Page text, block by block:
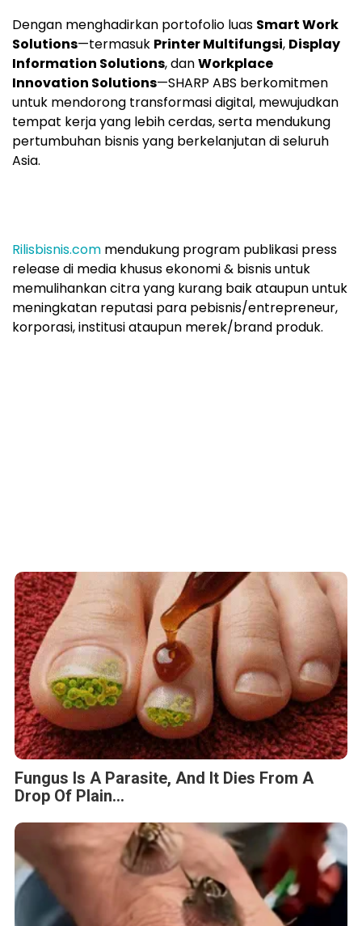
Dengan menghadirkan portofolio luas Smart Work
Solutions—termasuk Printer Multifungsi, Display
Information Solutions, danWorkplace
Innovation Solutions—SHARP ABS berkomitmen
untuk mendorong transformasi digital, mewujudkan
tempat kerja yang lebih cerdas, serta mendukung
pertumbuhan bisnis yang berkelanjutan di seluruh
Asia.
Rilisbisnis.com mendukung program publikasi press
release di media khusus ekonomi & bisnis untuk
memulihankan citra yang kurang baik ataupun untuk
meningkatan reputasi para pebisnis/entrepreneur,
korporasi, institusi ataupun merek/brand produk.
Fungus Is A Parasite, And It Dies From A
Drop Of Plain...